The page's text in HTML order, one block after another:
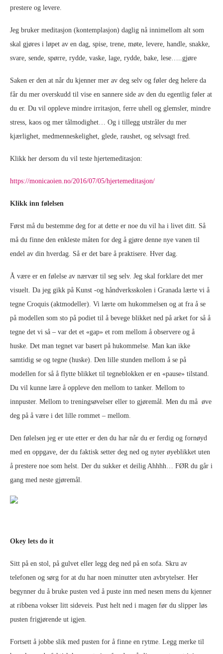
prestere og levere.
Jeg bruker meditasjon (kontemplasjon) daglig nå innimellom alt som
skal gjøres i løpet av en dag, spise, trene, møte, levere, handle, snakke,
svare, sende, spørre, rydde, vaske, lage, rydde, bake, lese…..gjøre
Saken er den at når du kjenner mer av deg selv og føler deg helere da
får du mer overskudd til vise en sannere side av den du egentlig føler at
du er. Du vil oppleve mindre irritasjon, ferre uhell og glemsler, mindre
stress, kaos og mer tålmodighet… Og i tillegg utstråler du mer
kjærlighet, medmenneskelighet, glede, raushet, og selvsagt fred.
Klikk her dersom du vil teste hjertemeditasjon:
https://monicaoien.no/2016/07/05/hjertemeditasjon/
Klikk inn følelsen
Først må du bestemme deg for at dette er noe du vil ha i livet ditt. Så
må du finne den enkleste måten for deg å gjøre denne nye vanen til
endel av din hverdag. Så er det bare å praktisere. Hver dag.
Å være er en følelse av nærvær til seg selv. Jeg skal forklare det mer
visuelt. Da jeg gikk på Kunst -og håndverksskolen i Granada lærte vi å
tegne Croquis (aktmodeller). Vi lærte om hukommelsen og at fra å se
på modellen som sto på podiet til å bevege blikket ned på arket for så å
tegne det vi så – var det et «gap» et rom mellom å observere og å
huske. Det man tegnet var basert på hukommelse. Man kan ikke
samtidig se og tegne (huske). Den lille stunden mellom å se på
modellen for så å flytte blikket til tegneblokken er en «pause» tilstand.
Du vil kunne lære å oppleve den mellom to tanker. Mellom to
innpuster. Mellom to treningsøvelser eller to gjøremål. Men du må øve
deg på å være i det lille rommet – mellom.
Den følelsen jeg er ute etter er den du har når du er ferdig og fornøyd
med en oppgave, der du faktisk setter deg ned og nyter øyeblikket uten
å prestere noe som helst. Der du sukker et deilig Ahhhh… FØR du går i
gang med neste gjøremål.
Okey lets do it
Sitt på en stol, på gulvet eller legg deg ned på en sofa. Skru av
telefonen og sørg for at du har noen minutter uten avbrytelser. Her
begynner du å bruke pusten ved å puste inn med nesen mens du kjenner
at ribbena vokser litt sideveis. Pust helt ned i magen før du slipper løs
pusten frigjørende ut igjen.
Fortsett å jobbe slik med pusten for å finne en rytme. Legg merke til